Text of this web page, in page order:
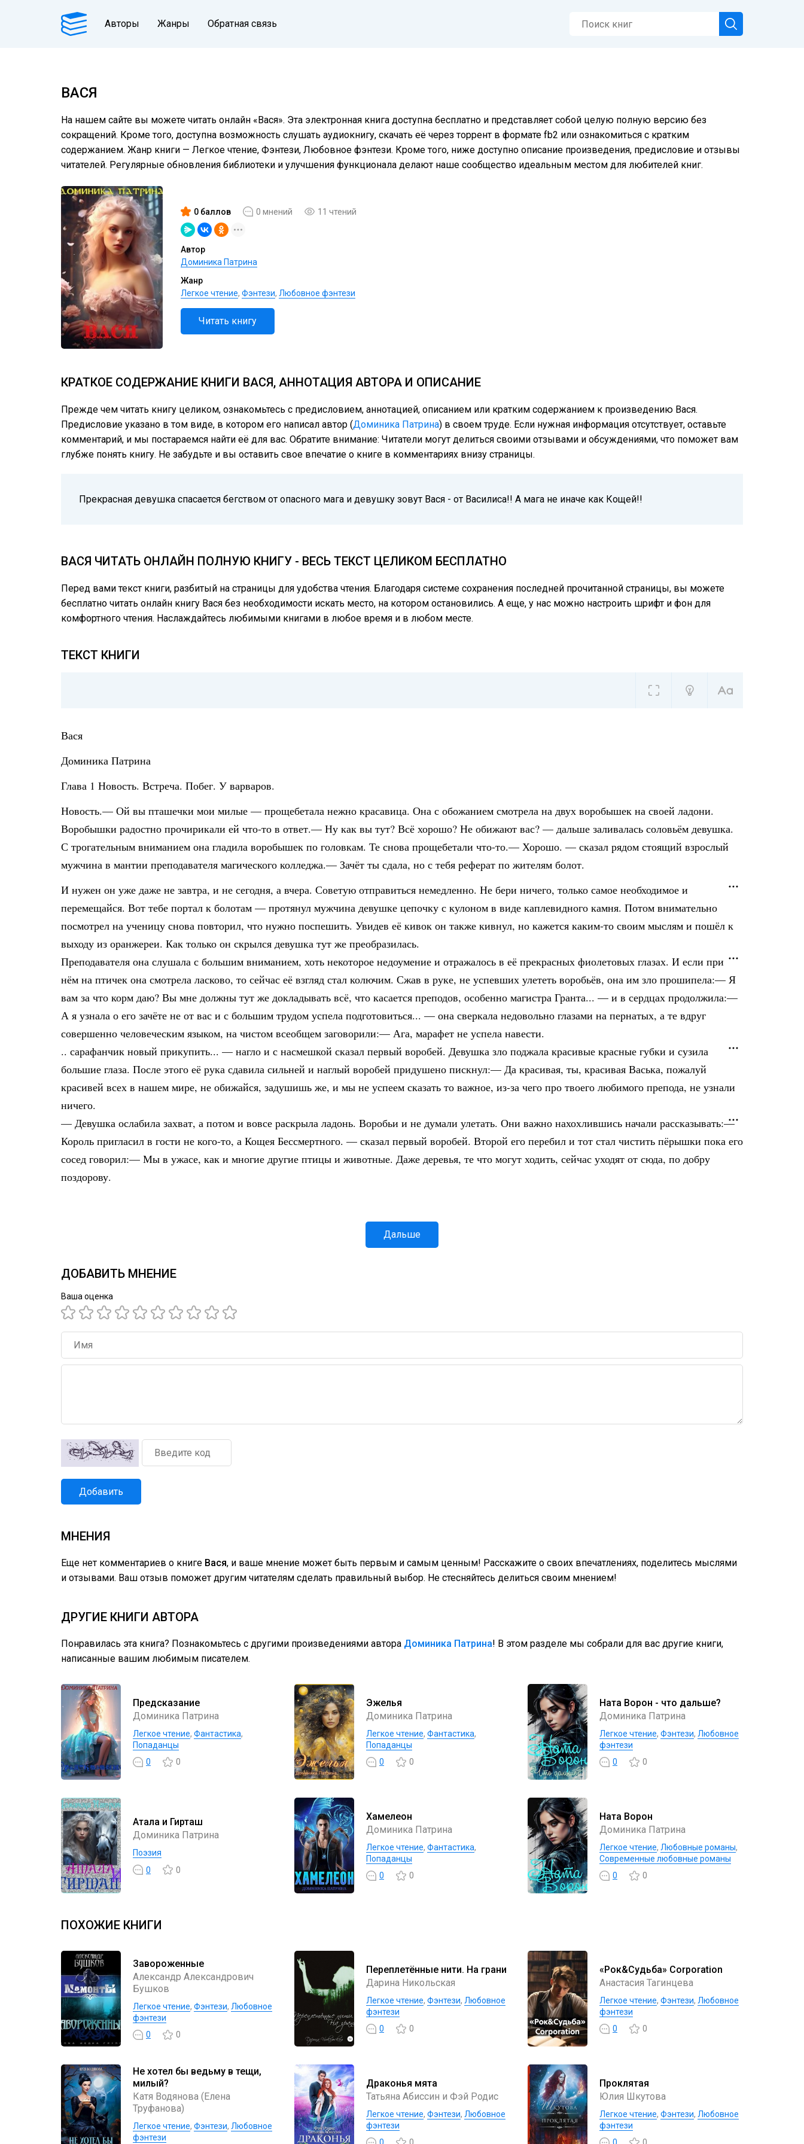
Авторы Жанры Обратная связь
ВАСЯ
На нашем сайте вы можете читать онлайн «Вася». Эта электронная книга доступна бесплатно и представляет собой целую полную версию без
сокращений. Кроме того, доступна возможность слушать аудиокнигу, скачать её через торрент в формате fb2 или ознакомиться с кратким
содержанием. Жанр книги — Легкое чтение, Фэнтези, Любовное фэнтези. Кроме того, ниже доступно описание произведения, предисловие и отзывы
читателей. Регулярные обновления библиотеки и улучшения функционала делают наше сообщество идеальным местом для любителей книг.
0 баллов 0 мнений 11 чтений
Автор
Доминика Патрина
Жанр
Легкое чтение, Фэнтези, Любовное фэнтези
Читать книгу
КРАТКОЕ СОДЕРЖАНИЕ КНИГИ ВАСЯ, АННОТАЦИЯ АВТОРА И ОПИСАНИЕ
Прежде чем читать книгу целиком, ознакомьтесь с предисловием, аннотацией, описанием или кратким содержанием к произведению Вася.
Предисловие указано в том виде, в котором его написал автор (Доминика Патрина) в своем труде. Если нужная информация отсутствует, оставьте
комментарий, и мы постараемся найти её для вас. Обратите внимание: Читатели могут делиться своими отзывами и обсуждениями, что поможет вам
глубже понять книгу. Не забудьте и вы оставить свое впечатие о книге в комментариях внизу страницы.
Прекрасная девушка спасается бегством от опасного мага и девушку зовут Вася - от Василиса!! А мага не иначе как Кощей!!
ВАСЯ ЧИТАТЬ ОНЛАЙН ПОЛНУЮ КНИГУ - ВЕСЬ ТЕКСТ ЦЕЛИКОМ БЕСПЛАТНО
Перед вами текст книги, разбитый на страницы для удобства чтения. Благодаря системе сохранения последней прочитанной страницы, вы можете
бесплатно читать онлайн книгу Вася без необходимости искать место, на котором остановились. А еще, у нас можно настроить шрифт и фон для
комфортного чтения. Наслаждайтесь любимыми книгами в любое время и в любом месте.
ТЕКСТ КНИГИ
Вася
Доминика Патрина
Глава 1 Новость. Встреча. Побег. У варваров.
Новость.— Ой вы пташечки мои милые — прощебетала нежно красавица. Она с обожанием смотрела на двух воробышек на своей ладони.
Воробышки радостно прочирикали ей что-то в ответ.— Ну как вы тут? Всё хорошо? Не обижают вас? — дальше заливалась соловьём девушка.
С трогательным вниманием она гладила воробышек по головкам. Те снова прощебетали что-то.— Хорошо. — сказал рядом стоящий взрослый
мужчина в мантии преподавателя магического колледжа.— Зачёт ты сдала, но с тебя реферат по жителям болот.
И нужен он уже даже не завтра, и не сегодня, а вчера. Советую отправиться немедленно. Не бери ничего, только самое необходимое и
перемещайся. Вот тебе портал к болотам — протянул мужчина девушке цепочку с кулоном в виде каплевидного камня. Потом внимательно
посмотрел на ученицу снова повторил, что нужно поспешить. Увидев её кивок он также кивнул, но кажется каким-то своим мыслям и пошёл к
выходу из оранжереи. Как только он скрылся девушка тут же преобразилась.
Преподавателя она слушала с большим вниманием, хоть некоторое недоумение и отражалось в её прекрасных фиолетовых глазах. И если при
нём на птичек она смотрела ласково, то сейчас её взгляд стал колючим. Сжав в руке, не успевших улететь воробьёв, она им зло прошипела:— Я
вам за что корм даю? Вы мне должны тут же докладывать всё, что касается преподов, особенно магистра Гранта... — и в сердцах продолжила:—
А я узнала о его зачёте не от вас и с большим трудом успела подготовиться... — она сверкала недовольно глазами на пернатых, а те вдруг
совершенно человеческим языком, на чистом всеобщем заговорили:— Ага, марафет не успела навести.
.. сарафанчик новый прикупить... — нагло и с насмешкой сказал первый воробей. Девушка зло поджала красивые красные губки и сузила
большие глаза. После этого её рука сдавила сильней и наглый воробей придушено пискнул:— Да красивая, ты, красивая Васька, пожалуй
красивей всех в нашем мире, не обижайся, задушишь же, и мы не успеем сказать то важное, из-за чего про твоего любимого препода, не узнали
ничего.
— Девушка ослабила захват, а потом и вовсе раскрыла ладонь. Воробьи и не думали улетать. Они важно нахохлившись начали рассказывать:—
Король пригласил в гости не кого-то, а Кощея Бессмертного. — сказал первый воробей. Второй его перебил и тот стал чистить пёрышки пока его
сосед говорил:— Мы в ужасе, как и многие другие птицы и животные. Даже деревья, те что могут ходить, сейчас уходят от сюда, по добру
поздорову.
Дальше
ДОБАВИТЬ МНЕНИЕ
Ваша оценка
Добавить
МНЕНИЯ
Еще нет комментариев о книге Вася, и ваше мнение может быть первым и самым ценным! Расскажите о своих впечатлениях, поделитесь мыслями
и отзывами. Ваш отзыв поможет другим читателям сделать правильный выбор. Не стесняйтесь делиться своим мнением!
ДРУГИЕ КНИГИ АВТОРА
Понравилась эта книга? Познакомьтесь с другими произведениями автора Доминика Патрина! В этом разделе мы собрали для вас другие книги,
написанные вашим любимым писателем.
Предсказание
Доминика Патрина
Легкое чтение, Фантастика,
Попаданцы
0
0
Эжелья
Доминика Патрина
Легкое чтение, Фантастика,
Попаданцы
0
0
Ната Ворон - что дальше?
Доминика Патрина
Легкое чтение, Фэнтези, Любовное
фэнтези
0
0
Атала и Гирташ
Доминика Патрина
Поэзия
0
0
Хамелеон
Доминика Патрина
Легкое чтение, Фантастика,
Попаданцы
0
0
Ната Ворон
Доминика Патрина
Легкое чтение, Любовные романы,
Современные любовные романы
0
0
ПОХОЖИЕ КНИГИ
Завороженные
Александр Александрович
Бушков
Легкое чтение, Фэнтези, Любовное
фэнтези
0
0
Переплетённые нити. На грани
Дарина Никольская
Легкое чтение, Фэнтези, Любовное
фэнтези
0
0
«Рок&Судьба» Corporation
Анастасия Тагинцева
Легкое чтение, Фэнтези, Любовное
фэнтези
0
0
Не хотел бы ведьму в тещи,
милый?
Катя Водянова (Елена
Труфанова)
Легкое чтение, Фэнтези, Любовное
фэнтези
Драконья мята
Татьяна Абиссин и Фэй Родис
Легкое чтение, Фэнтези, Любовное
фэнтези
Проклятая
Юлия Шкутова
Легкое чтение, Фэнтези, Любовное
фэнтези